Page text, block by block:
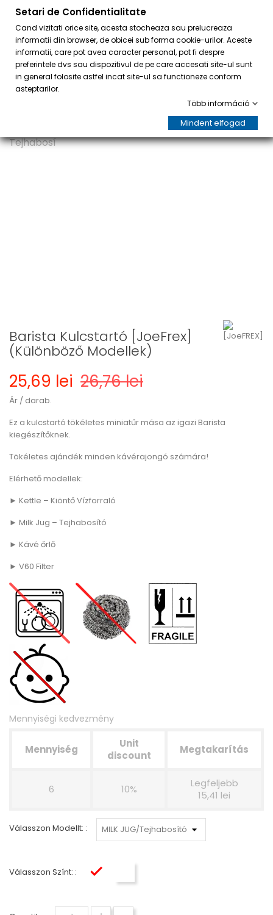
Barista Kulcstartó [JoeFrex]
(Különböző Modellek)
25,69 lei 26,76 lei
Ár / darab.
Ez a kulcstartó tökéletes miniatűr mása az igazi Barista
kiegészítőknek.
Tökéletes ajándék minden kávérajongó számára!
Elérhető modellek:
► Kettle – Kiöntő Vízforraló
► Milk Jug – Tejhabosító
► Kávé őrlő
► V60 Filter
Mennyiségi kedvezmény
Mennyiség
Unit
discount
Megtakarítás
6 10%
Legfeljebb
15,41 lei
Válasszon Modellt: :
Válasszon Színt: :
Setari de Confidentialitate
Cand vizitati orice site, acesta stocheaza sau prelucreaza
informatii din browser, de obicei sub forma cookie-urilor. Aceste
informatii, care pot avea caracter personal, pot fi despre
preferintele dvs sau dispozitivul de pe care accesati site-ul sunt
in general folosite astfel incat site-ul sa functioneze conform
asteptarilor.
Több információ
Mindent elfogad